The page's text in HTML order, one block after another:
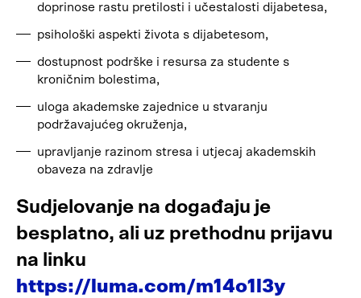
doprinose rastu pretilosti i učestalosti dijabetesa,
psihološki aspekti života s dijabetesom,
dostupnost podrške i resursa za studente s
kroničnim bolestima,
uloga akademske zajednice u stvaranju
podržavajućeg okruženja,
upravljanje razinom stresa i utjecaj akademskih
obaveza na zdravlje
Sudjelovanje na događaju je
besplatno, ali uz prethodnu prijavu
na linku
https://luma.com/m14o1l3y